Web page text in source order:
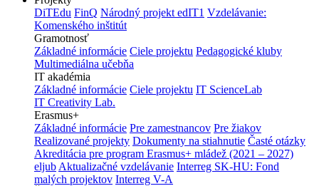
DiTEdu FinQ Národný projekt edIT1 Vzdelávanie:
Komenského inštitút
Gramotnosť
Základné informácie Ciele projektu Pedagogické kluby
Multimediálna učebňa
IT akadémia
Základné informácie Ciele projektu IT ScienceLab
IT Creativity Lab.
Erasmus+
Základné informácie Pre zamestnancov Pre žiakov
Realizované projekty Dokumenty na stiahnutie Časté otázky
Akreditácia pre program Erasmus+ mládež (2021 – 2027)
eljub Aktualizačné vzdelávanie Interreg SK-HU: Fond
malých projektov Interreg V-A